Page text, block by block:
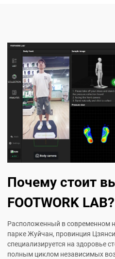
Почему стоит
FOOTWORK LAB?
Расположенный в современном
парке Жуйчан, провинция
специализируется на здоровье
полным циклом независимых